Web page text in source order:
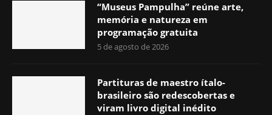
“Museus Pampulha” reúne arte,
memória e natureza em
programação gratuita
5 de agosto de 2026
Partituras de maestro ítalo-
brasileiro são redescobertas e
viram livro digital inédito